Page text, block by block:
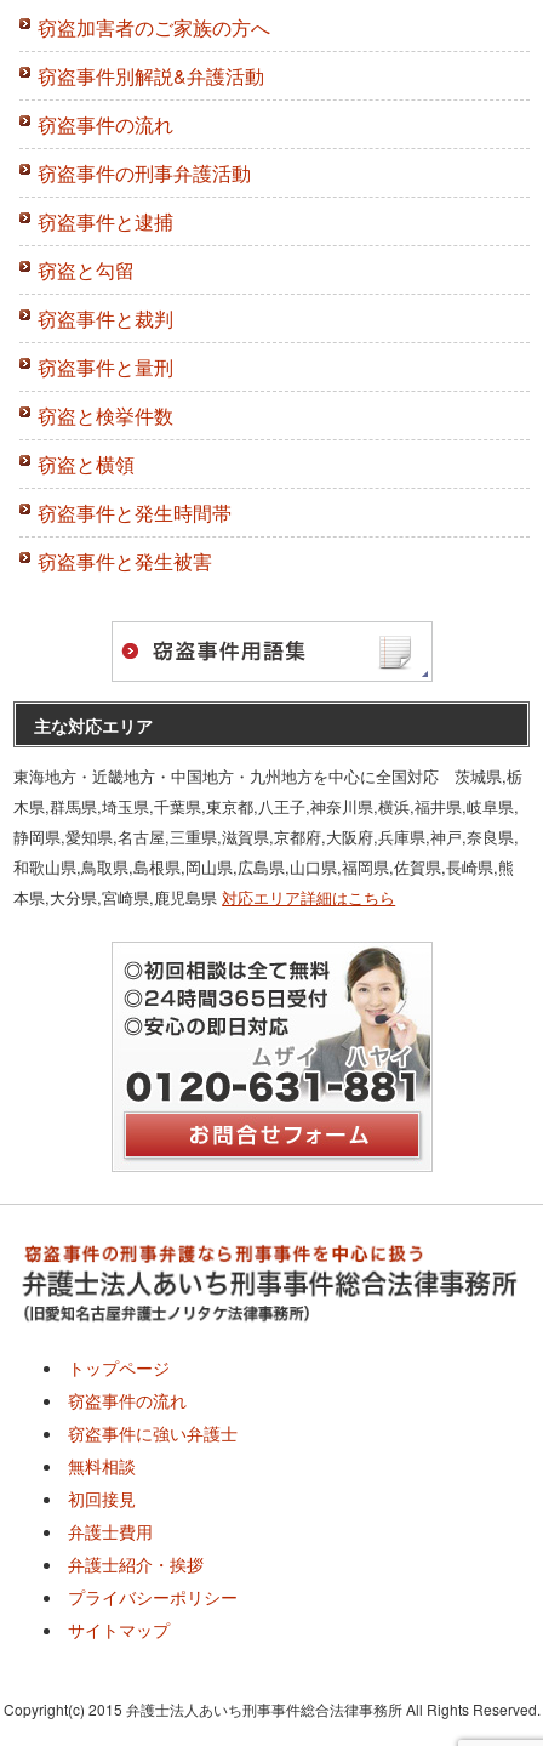
窃盗加害者のご家族の方へ
窃盗事件別解説&弁護活動
窃盗事件の流れ
窃盗事件の刑事弁護活動
窃盗事件と逮捕
窃盗と勾留
窃盗事件と裁判
窃盗事件と量刑
窃盗と検挙件数
窃盗と横領
窃盗事件と発生時間帯
窃盗事件と発生被害
主な対応エリア
東海地方・近畿地方・中国地方・九州地方を中心に全国対応 茨城県,栃
木県,群馬県,埼玉県,千葉県,東京都,八王子,神奈川県,横浜,福井県,岐阜県,
静岡県,愛知県,名古屋,三重県,滋賀県,京都府,大阪府,兵庫県,神戸,奈良県,
和歌山県,鳥取県,島根県,岡山県,広島県,山口県,福岡県,佐賀県,長崎県,熊
本県,大分県,宮崎県,鹿児島県対応エリア詳細はこちら
トップページ
窃盗事件の流れ
窃盗事件に強い弁護士
無料相談
初回接見
弁護士費用
弁護士紹介・挨拶
プライバシーポリシー
サイトマップ
Copyright(c) 2015 弁護士法人あいち刑事事件総合法律事務所 All Rights Reserved.